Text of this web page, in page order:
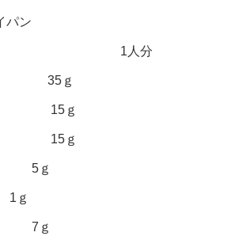
パン
子供 1人分
35ｇ
15ｇ
15ｇ
5ｇ
7ｇ